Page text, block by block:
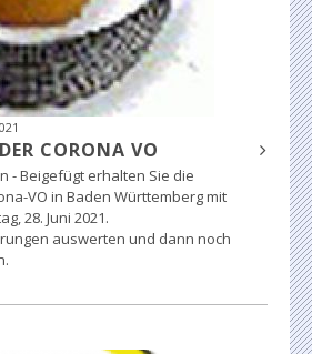
CORONA VO
- Beigefügt erhalten Sie die
VO in Baden Württemberg mit
28. Juni 2021.
auswerten und dann noch